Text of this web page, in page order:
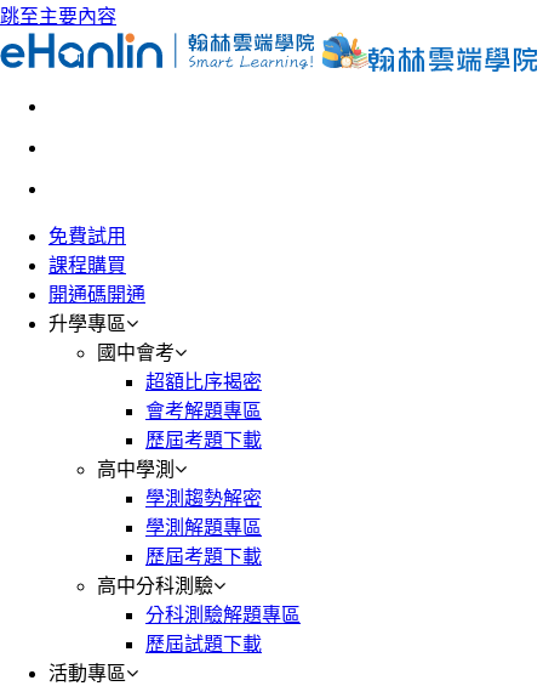
跳至主要內容
免費試用
課程購買
開通碼開通
升學專區
國中會考
超額比序揭密
會考解題專區
歷屆考題下載
高中學測
學測趨勢解密
學測解題專區
歷屆考題下載
高中分科測驗
分科測驗解題專區
歷屆試題下載
活動專區